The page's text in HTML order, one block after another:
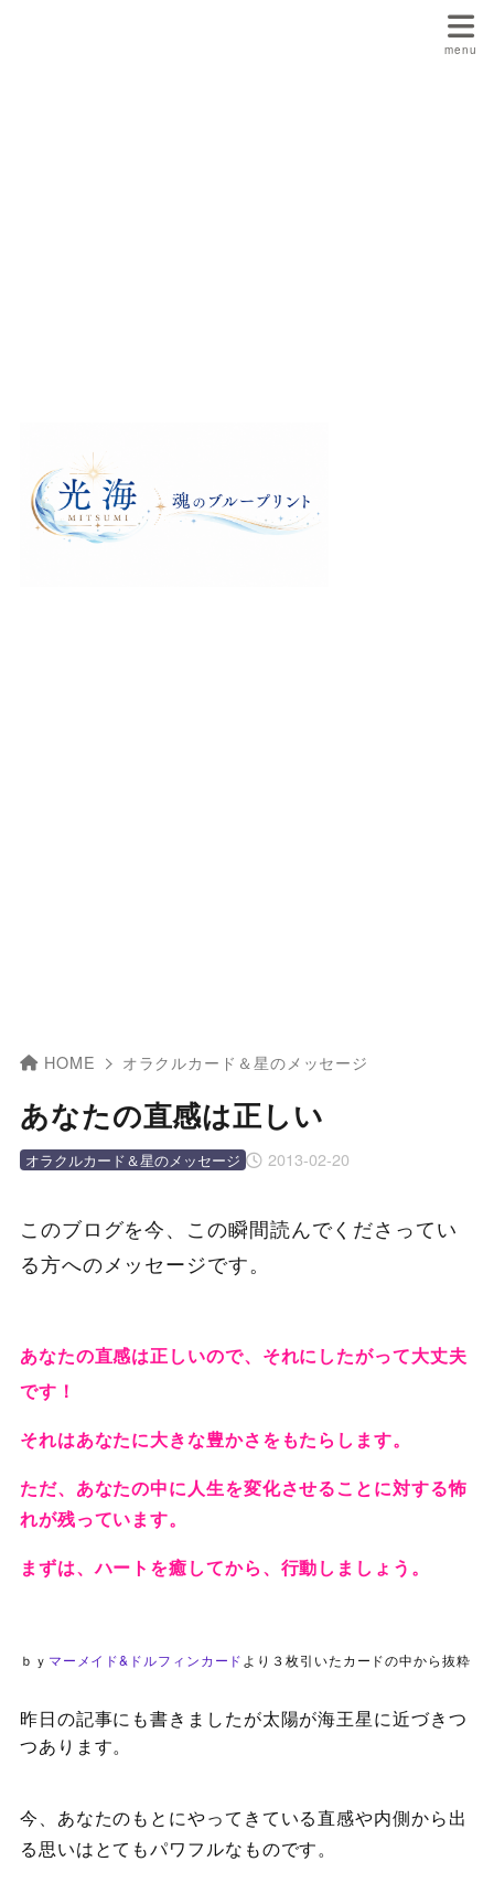
HOME オラクルカード＆星のメッセージ
あなたの直感は正しい
2013-02-20
オラクルカード＆星のメッセージ
このブログを今、この瞬間読んでくださってい
る方へのメッセージです。
あなたの直感は正しいので、それにしたがって大丈夫
です！
それはあなたに大きな豊かさをもたらします。
ただ、あなたの中に人生を変化させることに対する怖
れが残っています。
まずは、ハートを癒してから、行動しましょう。
ｂｙ マーメイド&ドルフィンカード より３枚引いたカードの中から抜粋
昨日の記事にも書きましたが太陽が海王星に近づきつ
つあります。
今、あなたのもとにやってきている直感や内側から出
る思いはとてもパワフルなものです。